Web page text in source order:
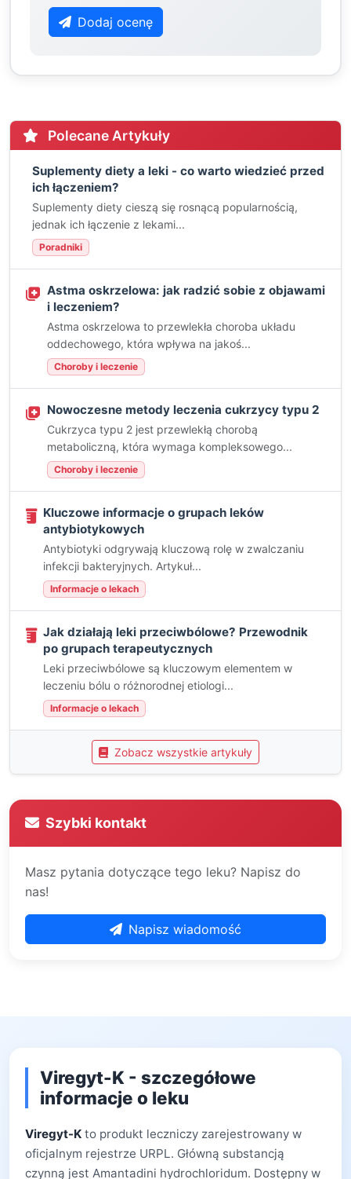
Dodaj ocenę
Polecane Artykuły
Suplementy diety a leki - co warto wiedzieć przed
ich łączeniem?
Suplementy diety cieszą się rosnącą popularnością,
jednak ich łączenie z lekami...
Poradniki
Astma oskrzelowa: jak radzić sobie z objawami
i leczeniem?
Astma oskrzelowa to przewlekła choroba układu
oddechowego, która wpływa na jakoś...
Choroby i leczenie
Nowoczesne metody leczenia cukrzycy typu 2
Cukrzyca typu 2 jest przewlekłą chorobą
metaboliczną, która wymaga kompleksowego...
Choroby i leczenie
Kluczowe informacje o grupach leków
antybiotykowych
Antybiotyki odgrywają kluczową rolę w zwalczaniu
infekcji bakteryjnych. Artykuł...
Informacje o lekach
Jak działają leki przeciwbólowe? Przewodnik
po grupach terapeutycznych
Leki przeciwbólowe są kluczowym elementem w
leczeniu bólu o różnorodnej etiologi...
Informacje o lekach
Zobacz wszystkie artykuły
Szybki kontakt
Masz pytania dotyczące tego leku? Napisz do
nas!
Napisz wiadomość
Viregyt-K - szczegółowe
informacje o leku
Viregyt-K to produkt leczniczy zarejestrowany w
oficjalnym rejestrze URPL. Główną substancją
czynną jest Amantadini hydrochloridum. Dostępny w